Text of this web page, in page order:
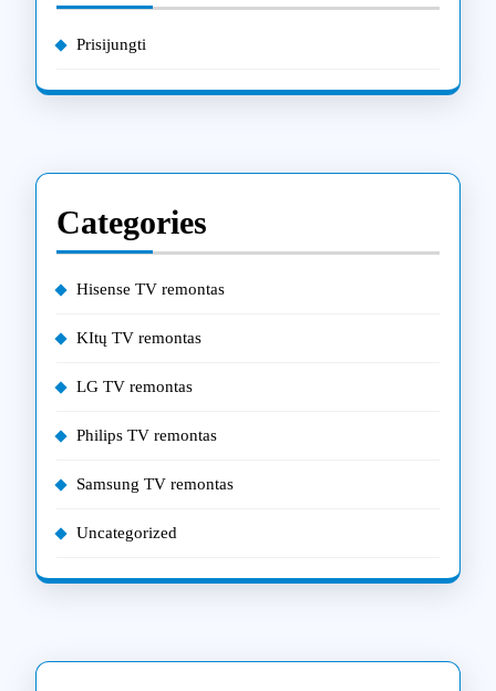
Prisijungti
Categories
Hisense TV remontas
KItų TV remontas
LG TV remontas
Philips TV remontas
Samsung TV remontas
Uncategorized